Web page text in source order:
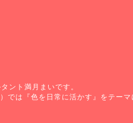
ント満月まいです。
では『色を日常に活かす』をテー